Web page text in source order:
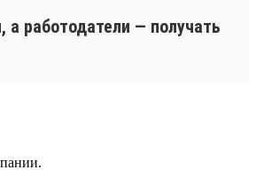
работодатели — получать